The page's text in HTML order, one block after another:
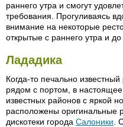
раннего утра и смогут
требования. Прогуливаясь
внимание на некоторые
открытые с раннего утра и до
Лададика
Когда-то печально
рядом с портом, в
известных районов с яркой
расположены оригинальные
дискотеки города Салоники .